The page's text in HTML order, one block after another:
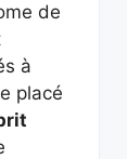
de
à
placé